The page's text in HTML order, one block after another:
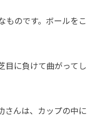
ものです。ボールをこ
目に負けて曲がってし
さんは、カップの中に